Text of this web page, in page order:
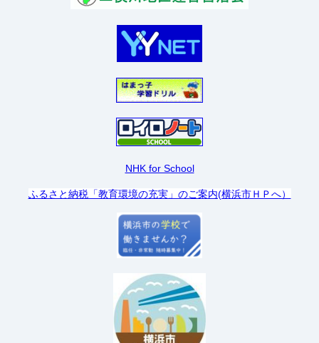
NHK for School
ふるさと納税「教育環境の充実」のご案内(横浜市ＨＰへ）